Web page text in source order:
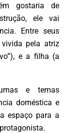
gostaria de
ele vai
Entre seus
vivida pela atriz
e a filha (a
e temas
doméstica e
espaço para a